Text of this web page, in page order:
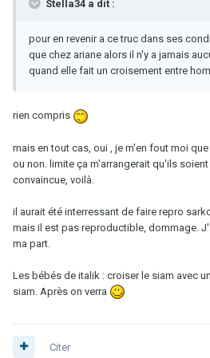
Stella34 a dit :
pour en revenir a ce truc dans ses
que chez ariane alors il n'y a jamais
quand elle fait un croisement entre
rien compris
mais en tout cas, oui , je m'en fout moi
ou non. limite ça m'arrangerait qu'ils
convaincue, voilà.
il aurait été interressant de faire repro
mais il est pas reproductible, dommage.
ma part.
Les bébés de italik : croiser le siam avec
siam. Après on verra
Citer